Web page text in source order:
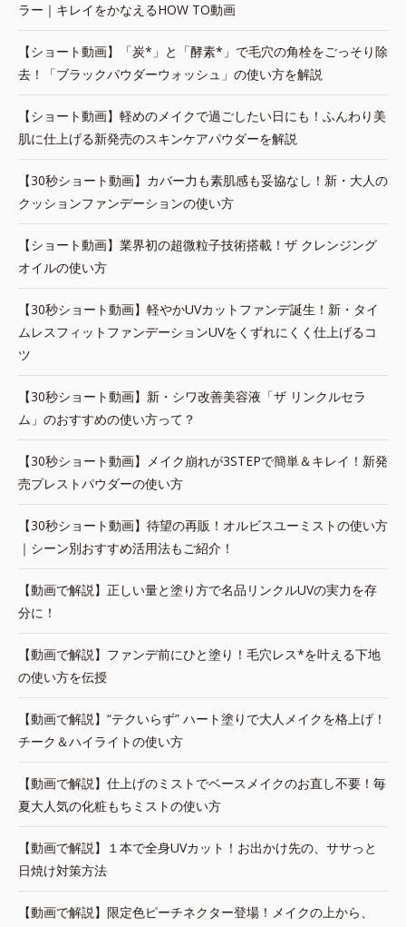
ラー｜キレイをかなえるHOW TO動画
【ショート動画】「炭*」と「酵素*」で毛穴の角栓をごっそり除
去！「ブラックパウダーウォッシュ」の使い方を解説
【ショート動画】軽めのメイクで過ごしたい日にも！ふんわり美
肌に仕上げる新発売のスキンケアパウダーを解説
【30秒ショート動画】カバー力も素肌感も妥協なし！新・大人の
クッションファンデーションの使い方
【ショート動画】業界初の超微粒子技術搭載！ザ クレンジング
オイルの使い方
【30秒ショート動画】軽やかUVカットファンデ誕生！新・タイ
ムレスフィットファンデーションUVをくずれにくく仕上げるコ
ツ
【30秒ショート動画】新・シワ改善美容液「ザ リンクルセラ
ム」のおすすめの使い方って？
【30秒ショート動画】メイク崩れが3STEPで簡単＆キレイ！新発
売プレストパウダーの使い方
【30秒ショート動画】待望の再販！オルビスユーミストの使い方
｜シーン別おすすめ活用法もご紹介！
【動画で解説】正しい量と塗り方で名品リンクルUVの実力を存
分に！
【動画で解説】ファンデ前にひと塗り！毛穴レス*を叶える下地
の使い方を伝授
【動画で解説】“テクいらず” ハート塗りで大人メイクを格上げ！
チーク＆ハイライトの使い方
【動画で解説】仕上げのミストでベースメイクのお直し不要！毎
夏大人気の化粧もちミストの使い方
【動画で解説】１本で全身UVカット！お出かけ先の、ササっと
日焼け対策方法
【動画で解説】限定色ピーチネクター登場！メイクの上から、